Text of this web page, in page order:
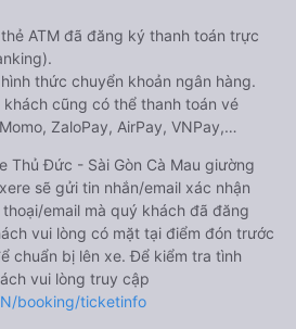
ATM đã đăng ký thanh toán trực
thức chuyển khoản ngân hàng.
khách cũng có thể thanh toán vé
ZaloPay, AirPay, VNPay,…
Thủ Đức - Sài Gòn Cà Mau giường
sẽ gửi tin nhắn/email xác nhận
email mà quý khách đã đăng
vui lòng có mặt tại điểm đón trước
chuẩn bị lên xe. Để kiểm tra tình
vui lòng truy cập
booking/ticketinfo